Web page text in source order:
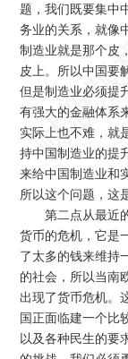
题，我们既要集中
务业的关系，就像
制造业就是那个皮
皮上。所以中国要
但是制造业必须提
有强大的金融体系
实际上也不难，就
持中国制造业的提
来给中国制造业和
所以这个问题，这
第二点从最近的
货币的危机，它是
了太多的钱来维持
的社会，所以当南
出现了货币危机。
国正面临建一个比
以及各种民生的要